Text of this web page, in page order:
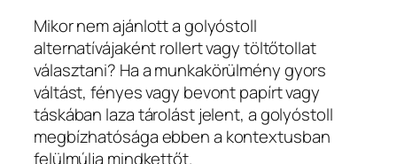
Mikor nem ajánlott a golyóstoll
alternatívájaként rollert vagy töltőtollat
választani? Ha a munkakörülmény gyors
váltást, fényes vagy bevont papírt vagy
táskában laza tárolást jelent, a golyóstoll
megbízhatósága ebben a kontextusban
felülmúlja mindkettőt.